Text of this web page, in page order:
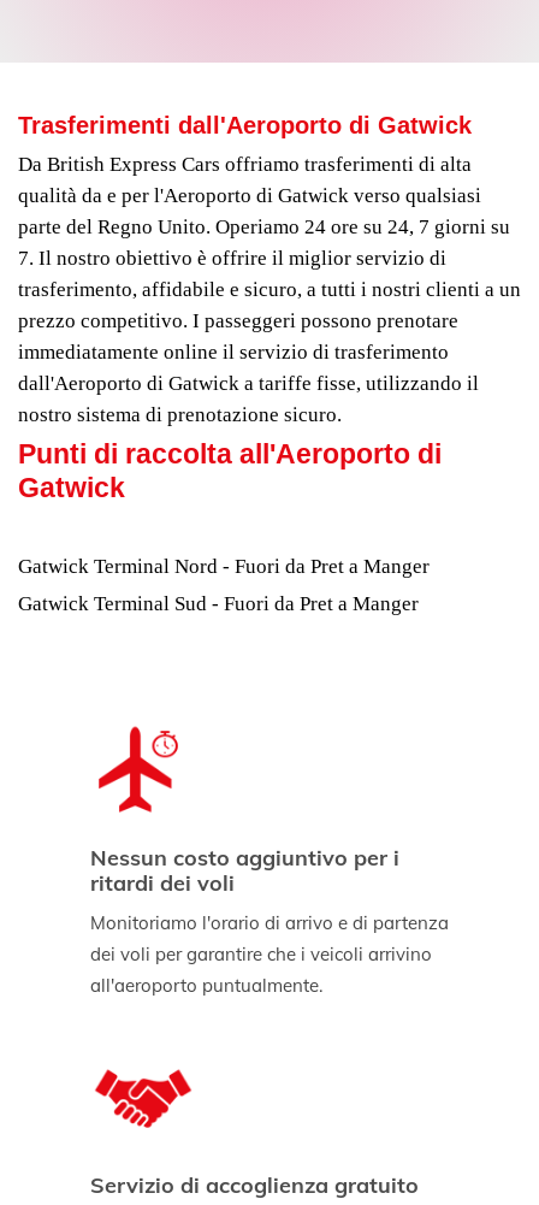
Trasferimenti dall'Aeroporto di Gatwick
Da British Express Cars offriamo trasferimenti di alta
qualità da e per l'Aeroporto di Gatwick verso qualsiasi
parte del Regno Unito. Operiamo 24 ore su 24, 7 giorni su
7. Il nostro obiettivo è offrire il miglior servizio di
trasferimento, affidabile e sicuro, a tutti i nostri clienti a un
prezzo competitivo. I passeggeri possono prenotare
immediatamente online il servizio di trasferimento
dall'Aeroporto di Gatwick a tariffe fisse, utilizzando il
nostro sistema di prenotazione sicuro.
Punti di raccolta all'Aeroporto di
Gatwick
Gatwick Terminal Nord - Fuori da Pret a Manger
Gatwick Terminal Sud - Fuori da Pret a Manger
Nessun costo aggiuntivo per i
ritardi dei voli
Monitoriamo l'orario di arrivo e di partenza
dei voli per garantire che i veicoli arrivino
all'aeroporto puntualmente.
Servizio di accoglienza gratuito